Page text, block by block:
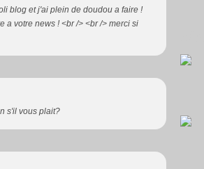
blog et j'ai plein de doudou a faire !
a votre news ! <br /> <br /> merci si
s'il vous plait?